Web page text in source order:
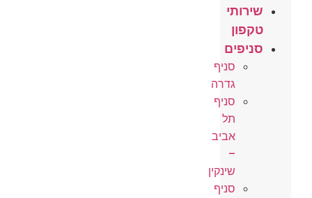
שירותי
טקפון
סניפים
סניף
גדרה
סניף
תל
אביב
–
שינקין
סניף